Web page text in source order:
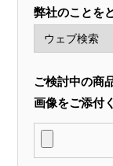
弊社のことを
ご検討中の商
画像をご添付